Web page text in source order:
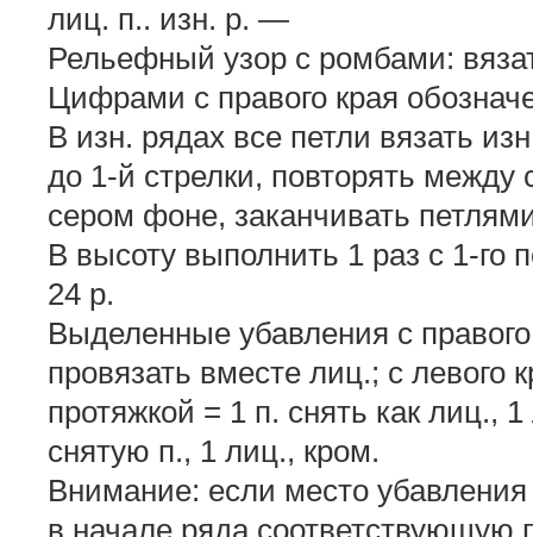
лиц. п.. изн. р. —
Рельефный узор с ромбами:
Цифрами с правого края
В изн. рядах все петли вязать
до 1-й стрелки, повторять между
сером фоне, заканчивать
В высоту выполнить 1 раз с 1-го
24 р.
Выделенные убавления с
провязать вместе лиц.; с левого
протяжкой = 1 п. снять как лиц.,
снятую п., 1 лиц., кром.
Внимание: если место